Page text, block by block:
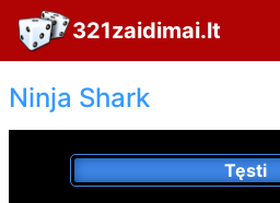
321zaidimai.lt
Ninja Shark
Tęsti